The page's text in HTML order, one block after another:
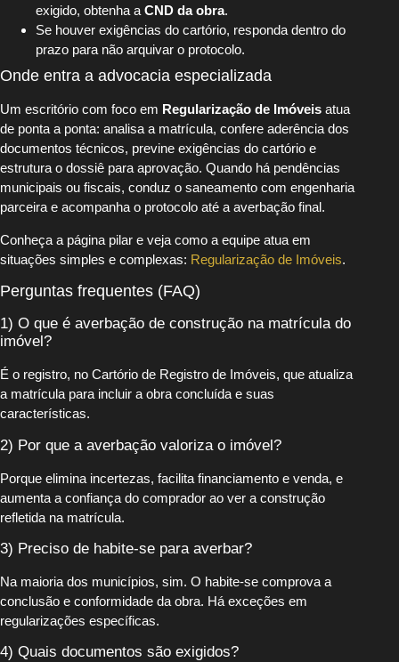
exigido, obtenha a CND da obra.
Se houver exigências do cartório, responda dentro do
prazo para não arquivar o protocolo.
Onde entra a advocacia especializada
Um escritório com foco em Regularização de Imóveis atua
de ponta a ponta: analisa a matrícula, confere aderência dos
documentos técnicos, previne exigências do cartório e
estrutura o dossiê para aprovação. Quando há pendências
municipais ou fiscais, conduz o saneamento com engenharia
parceira e acompanha o protocolo até a averbação final.
Conheça a página pilar e veja como a equipe atua em
situações simples e complexas: Regularização de Imóveis.
Perguntas frequentes (FAQ)
1) O que é averbação de construção na matrícula do
imóvel?
É o registro, no Cartório de Registro de Imóveis, que atualiza
a matrícula para incluir a obra concluída e suas
características.
2) Por que a averbação valoriza o imóvel?
Porque elimina incertezas, facilita financiamento e venda, e
aumenta a confiança do comprador ao ver a construção
refletida na matrícula.
3) Preciso de habite-se para averbar?
Na maioria dos municípios, sim. O habite-se comprova a
conclusão e conformidade da obra. Há exceções em
regularizações específicas.
4) Quais documentos são exigidos?